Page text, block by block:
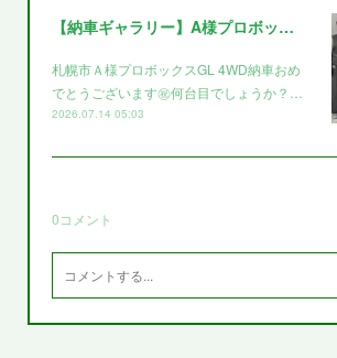
【納車ギャラリー】A様プロボックス～～
札幌市Ａ様プロボックスGL 4WD納車おめ
でとうございます㊗️何台目でしょうか？…
2026.07.14 05:03
0コメント